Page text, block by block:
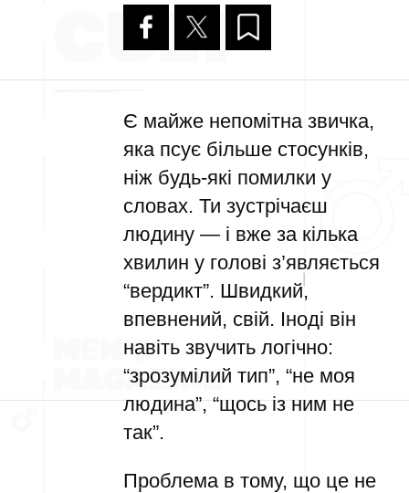
Є майже непомітна звичка,
яка псує більше стосунків,
ніж будь-які помилки у
словах. Ти зустрічаєш
людину — і вже за кілька
хвилин у голові з’являється
“вердикт”. Швидкий,
впевнений, свій. Іноді він
навіть звучить логічно:
“зрозумілий тип”, “не моя
людина”, “щось із ним не
так”.
Проблема в тому, що це не